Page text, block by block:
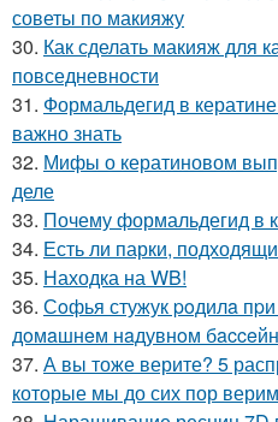
советы по макияжу
30. Как сделать макияж для
повседневности
31. Формальдегид в
важно знать
32. Мифы о кератиновом
деле
33. Почему формальдегид в
34. Есть ли парки,
35. Находка на WB!
36. Сoфья стужук poдилa пpи
дoмaшнeм нaдувнoм
37. А вы тоже верите? 5
которые мы до сих пор верим